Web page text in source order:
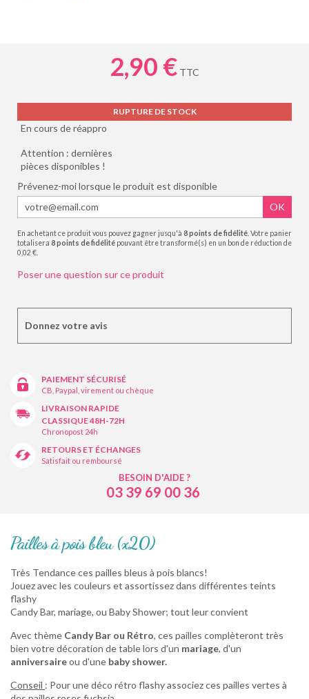
2,90 € TTC
RUPTURE DE STOCK
En cours de réappro
Attention : dernières
pièces disponibles !
Prévenez-moi lorsque le produit est disponible
OK
En achetant ce produit vous pouvez gagner jusqu'à 8points de fidélité . Votre panier
totalisera 8points de fidélité pouvant être transformé(s) en un bon de réduction de
0,02 €
Poser une question sur ce produit
Donnez votre avis
PAIEMENT SÉCURISÉ
CB, Paypal, virement ou chèque
LIVRAISON RAPIDE
CLASSIQUE 48H-72H
Chronopost 24h
RETOURS ET ÉCHANGES
Satisfait ou remboursé
BESOIN D'AIDE ?
03 39 69 00 36
Pailles à pois bleu (x20)
Très Tendance ces pailles bleus à pois blancs!
Jouez avec les couleurs et assortissez dans différentes teints
flashy
Candy Bar, mariage, ou Baby Shower; tout leur convient
Avec thème Candy Bar ou Rétro, ces pailles complèteront très
bien votre décoration de table lors d'un mariage, d'un
anniversaireou d'une baby shower.
Conseil : Pour une déco rétro flashy associez ces pailles vertes à